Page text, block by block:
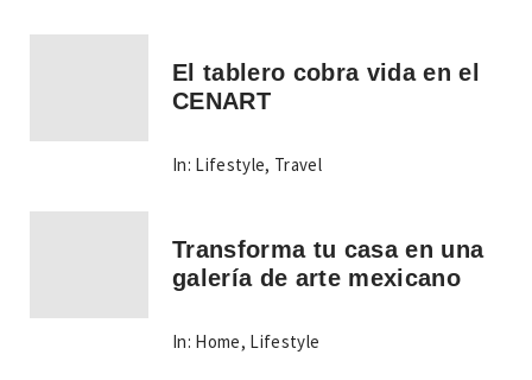
El tablero cobra vida en el
CENART
In: Lifestyle, Travel
Transforma tu casa en una
galería de arte mexicano
In: Home, Lifestyle